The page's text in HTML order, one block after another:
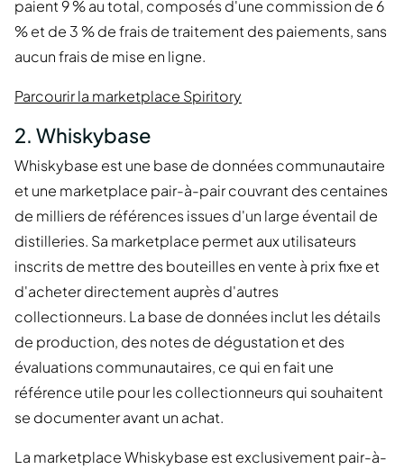
paient 9 % au total, composés d'une commission de 6
% et de 3 % de frais de traitement des paiements, sans
aucun frais de mise en ligne.
Parcourir la marketplace Spiritory
2. Whiskybase
Whiskybase est une base de données communautaire
et une marketplace pair-à-pair couvrant des centaines
de milliers de références issues d'un large éventail de
distilleries. Sa marketplace permet aux utilisateurs
inscrits de mettre des bouteilles en vente à prix fixe et
d'acheter directement auprès d'autres
collectionneurs. La base de données inclut les détails
de production, des notes de dégustation et des
évaluations communautaires, ce qui en fait une
référence utile pour les collectionneurs qui souhaitent
se documenter avant un achat.
La marketplace Whiskybase est exclusivement pair-à-